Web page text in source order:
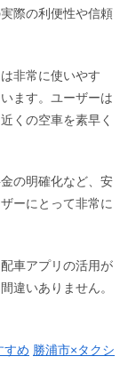
際の利便性や信頼
非常に使いやす
ます。ユーザーは
くの空車を素早く
の明確化など、安
ーにとって非常に
車アプリの活用が
違いありません。
すめ 勝浦市×タクシ